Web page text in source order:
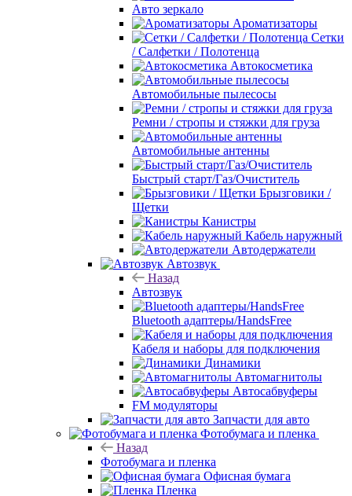
Авто зеркало
Ароматизаторы
Сетки
/ Салфетки / Полотенца
Автокосметика
Автомобильные пылесосы
Ремни / стропы и стяжки для груза
Автомобильные антенны
Быстрый старт/Газ/Очиститель
Брызговики /
Щетки
Канистры
Кабель наружный
Автодержатели
Автозвук
Назад
Автозвук
Bluetooth адаптеры/HandsFree
Кабеля и наборы для подключения
Динамики
Автомагнитолы
Автосабвуферы
FM модуляторы
Запчасти для авто
Фотобумага и пленка
Назад
Фотобумага и пленка
Офисная бумага
Пленка